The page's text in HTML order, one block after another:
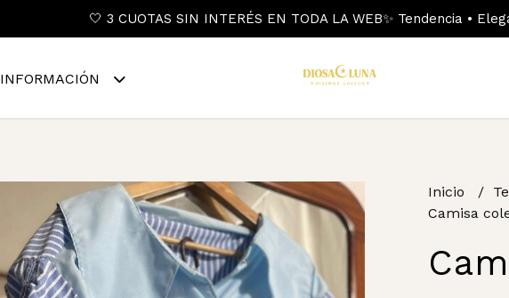
🤍 3 CUOTAS SIN INTERÉS EN TODA LA WEB✨ Tendencia •
INFORMACIÓN
Inicio
Camisa